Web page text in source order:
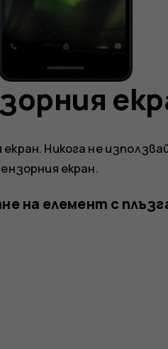
Никога не
екран.
на елемент с